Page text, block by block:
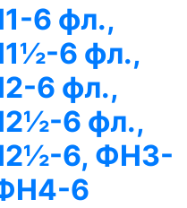
6 фл.,
6 фл.,
6 фл.,
6 фл.,
6, ФН3-
6